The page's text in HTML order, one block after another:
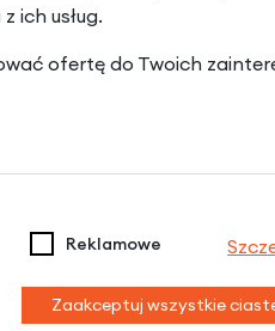
ich usług.
ofertę do Twoich
Reklamowe
Zaakceptuj wszystkie